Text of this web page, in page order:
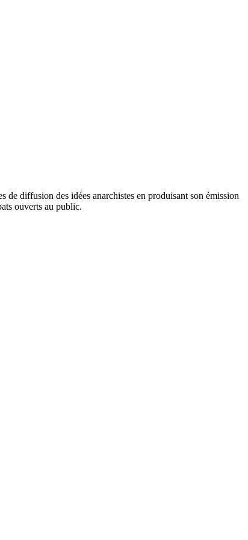
diffusion des idées anarchistes en produisant son émission
ouverts au public.